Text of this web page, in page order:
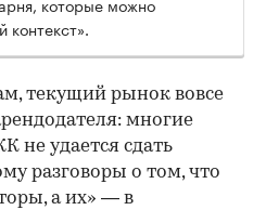
контекст».
текущий рынок вовсе
многие
не удается сдать
разговоры о том, что
а их» — в